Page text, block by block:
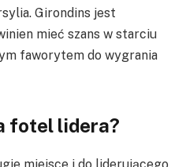
Girondins jest
mieć szans w starciu
faworytem do wygrania
fotel lidera?